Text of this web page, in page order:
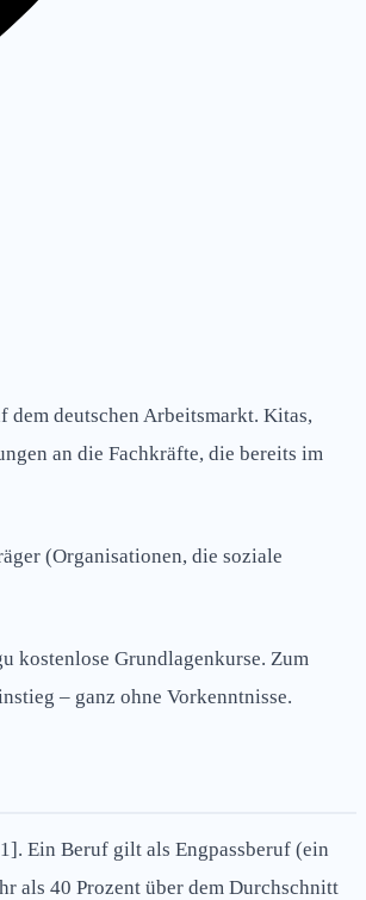
deutschen Arbeitsmarkt. Kitas,
an die Fachkräfte, die bereits im
(Organisationen, die soziale
kostenlose Grundlagenkurse. Zum
– ganz ohne Vorkenntnisse.
Ein Beruf gilt als Engpassberuf (ein
als 40 Prozent über dem Durchschnitt